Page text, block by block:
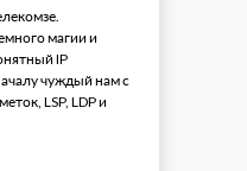
магии и
IP
чуждый нам с
LSP, LDP и